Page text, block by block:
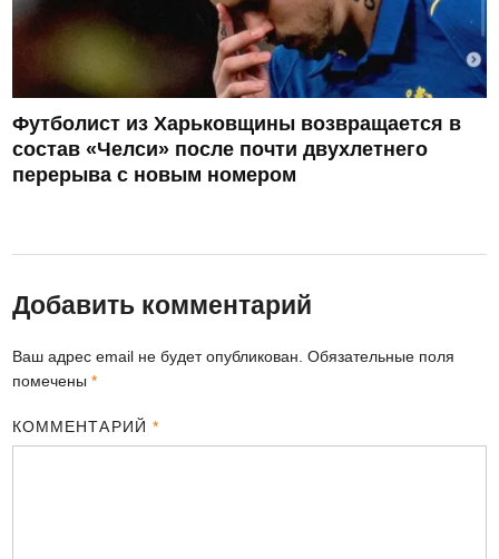
Футболист из Харьковщины возвращается в
состав «Челси» после почти двухлетнего
перерыва с новым номером
Добавить комментарий
Ваш адрес email не будет опубликован. Обязательные поля
помечены*
КОММЕНТАРИЙ *